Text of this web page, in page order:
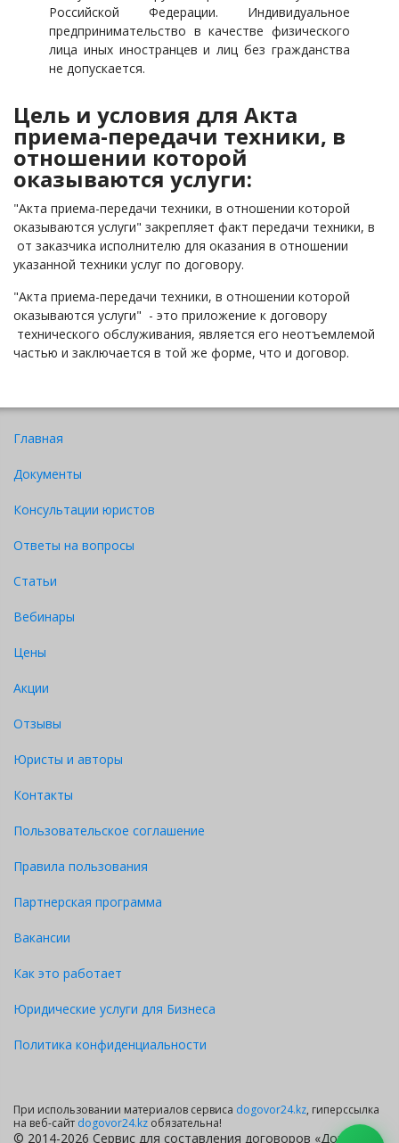
Российской Федерации. Индивидуальное
предпринимательство в качестве физического
лица иных иностранцев и лиц без гражданства
не допускается.
Цель и условия для Акта
приема-передачи техники, в
отношении которой
оказываются услуги:
"Акта приема-передачи техники, в отношении которой
оказываются услуги" закрепляет факт передачи техники, в
от заказчика исполнителю для оказания в отношении
указанной техники услуг по договору.
"Акта приема-передачи техники, в отношении которой
оказываются услуги" - это приложение к договору
технического обслуживания, является его неотъемлемой
частью и заключается в той же форме, что и договор.
Главная
Документы
Консультации юристов
Ответы на вопросы
Статьи
Вебинары
Цены
Акции
Отзывы
Юристы и авторы
Контакты
Пользовательское соглашение
Правила пользования
Партнерская программа
Вакансии
Как это работает
Юридические услуги для Бизнеса
Политика конфиденциальности
При использовании материалов сервиса dogovor24.kz, гиперссылка
на веб-сайт dogovor24.kz обязательна!
© 2014-2026 Сервис для составления договоров «Договор